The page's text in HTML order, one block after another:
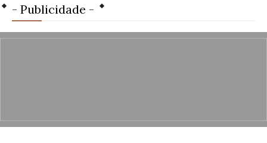
- Publicidade -